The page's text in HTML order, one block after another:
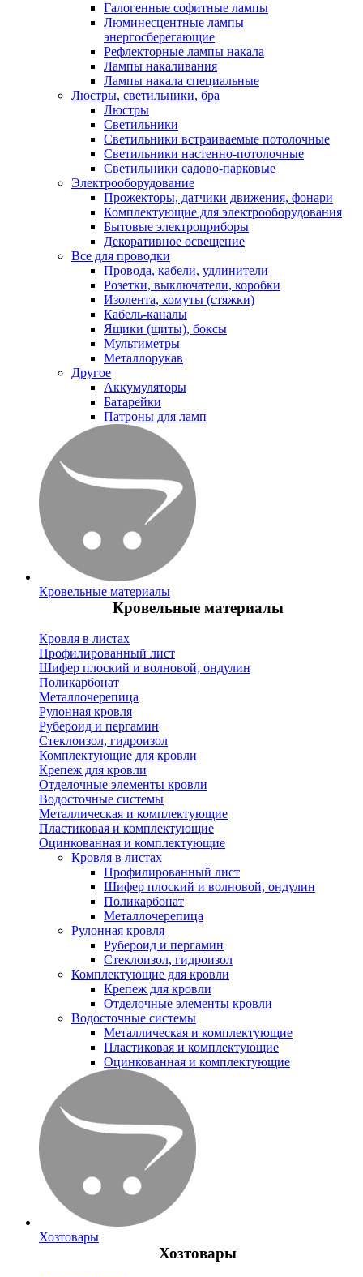
Галогенные софитные лампы
Люминесцентные лампы
энергосберегающие
Рефлекторные лампы накала
Лампы накаливания
Лампы накала специальные
Люстры, светильники, бра
Люстры
Светильники
Светильники встраиваемые потолочные
Светильники настенно-потолочные
Светильники садово-парковые
Электрооборудование
Прожекторы, датчики движения, фонари
Комплектующие для электрооборудования
Бытовые электроприборы
Декоративное освещение
Все для проводки
Провода, кабели, удлинители
Розетки, выключатели, коробки
Изолента, хомуты (стяжки)
Кабель-каналы
Ящики (щиты), боксы
Мультиметры
Металлорукав
Другое
Аккумуляторы
Батарейки
Патроны для ламп
Кровельные материалы
Кровельные материалы
Кровля в листах
Профилированный лист
Шифер плоский и волновой, ондулин
Поликарбонат
Металлочерепица
Рулонная кровля
Рубероид и пергамин
Стеклоизол, гидроизол
Комплектующие для кровли
Крепеж для кровли
Отделочные элементы кровли
Водосточные системы
Металлическая и комплектующие
Пластиковая и комплектующие
Оцинкованная и комплектующие
Кровля в листах
Профилированный лист
Шифер плоский и волновой, ондулин
Поликарбонат
Металлочерепица
Рулонная кровля
Рубероид и пергамин
Стеклоизол, гидроизол
Комплектующие для кровли
Крепеж для кровли
Отделочные элементы кровли
Водосточные системы
Металлическая и комплектующие
Пластиковая и комплектующие
Оцинкованная и комплектующие
Хозтовары
Хозтовары